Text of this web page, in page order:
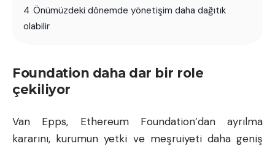
4 Önümüzdeki dönemde yönetişim daha dağıtık
olabilir
Foundation daha dar bir role
çekiliyor
Van Epps, Ethereum Foundation’dan ayrılma
kararını, kurumun yetki ve meşruiyeti daha geniş